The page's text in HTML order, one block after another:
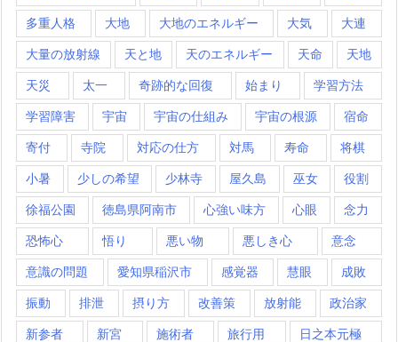
多重人格 大地 大地のエネルギー 大気 大連
大量の放射線 天と地 天のエネルギー 天命 天地
天災 太一 奇跡的な回復 始まり 学習方法
学習障害 宇宙 宇宙の仕組み 宇宙の根源 宿命
寄付 寺院 対応の仕方 対馬 寿命 将棋
小暑 少しの希望 少林寺 屋久島 巫女 役割
徐福公園 徳島県阿南市 心強い味方 心眼 念力
恐怖心 悟り 悪い物 悪しき心 意念
意識の問題 愛知県稲沢市 感覚器 慧眼 成敗
振動 排泄 摂り方 改善策 放射能 政治家
新参者 新宮 施術者 旅行用 日之本元極